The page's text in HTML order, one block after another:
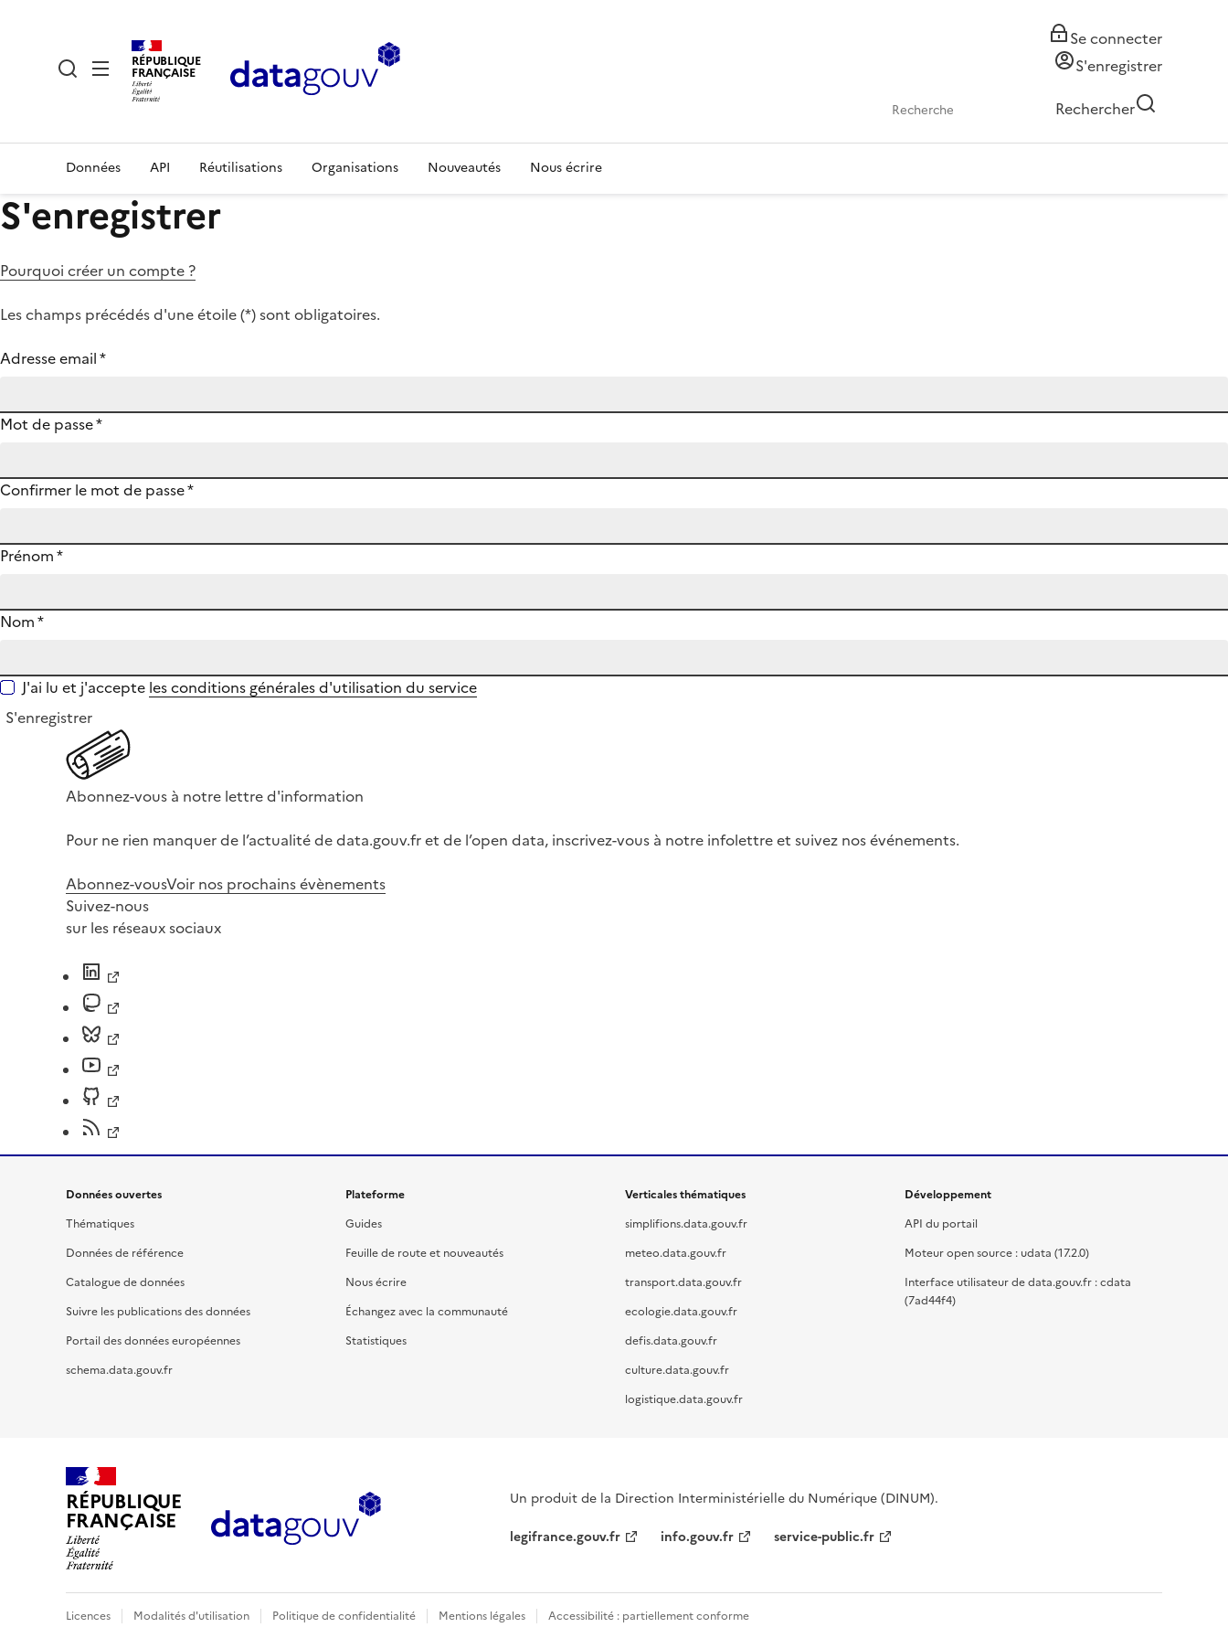
RÉPUBLIQUE
FRANÇAISE
Se connecter
S'enregistrer
Rechercher
Données API Réutilisations Organisations Nouveautés Nous écrire
S'enregistrer
Pourquoi créer un compte ?
Les champs précédés d'une étoile (*) sont obligatoires.
Adresse email*
Mot de passe*
Confirmer le mot de passe*
Prénom*
Nom*
J'ai lu et j'accepte les conditions générales d'utilisation du service
S'enregistrer
Abonnez-vous à notre lettre d'information
Pour ne rien manquer de l’actualité de data.gouv.fr et de l’open data, inscrivez-vous à notre infolettre et suivez nos événements.
Abonnez-vousVoir nos prochains évènements
Suivez-nous
sur les réseaux sociaux
Données ouvertes
Thématiques
Données de référence
Catalogue de données
Suivre les publications des données
Portail des données européennes
schema.data.gouv.fr
Plateforme
Guides
Feuille de route et nouveautés
Nous écrire
Échangez avec la communauté
Statistiques
Verticales thématiques
simplifions.data.gouv.fr
meteo.data.gouv.fr
transport.data.gouv.fr
ecologie.data.gouv.fr
defis.data.gouv.fr
culture.data.gouv.fr
logistique.data.gouv.fr
Développement
API du portail
Moteur open source : udata (17.2.0)
Interface utilisateur de data.gouv.fr : cdata
(7ad44f4)
RÉPUBLIQUE
FRANÇAISE
Un produit de la Direction Interministérielle du Numérique (DINUM).
legifrance.gouv.fr
info.gouv.fr service-public.fr
Licences Modalités d'utilisation Politique de confidentialité Mentions légales Accessibilité : partiellement conforme